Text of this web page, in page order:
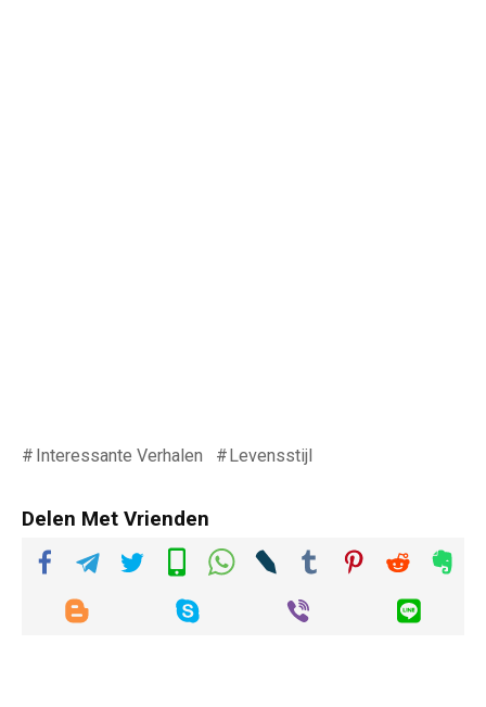
Interessante Verhalen Levensstijl
Delen Met Vrienden